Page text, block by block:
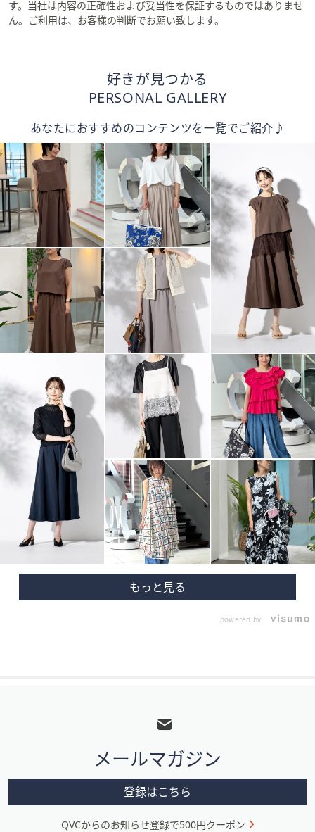
す。当社は内容の正確性および妥当性を保証するものではありませ
ん。ご利用は、お客様の判断でお願い致します。
好きが見つかる
PERSONAL GALLERY
あなたにおすすめのコンテンツを一覧でご紹介♪
powered by
メ
ニ
メールマガジン
登録はこちら
QVCからのお知らせ登録で500円クーポン